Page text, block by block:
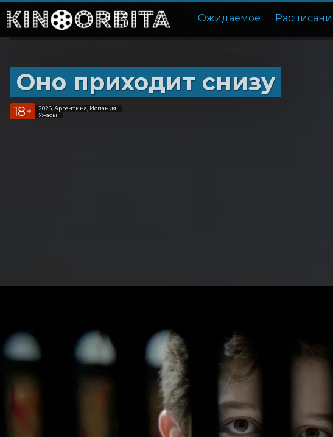
Ожидаемое
Оно приходит снизу
18 +
2026, Аргентина, Испания
Ужасы